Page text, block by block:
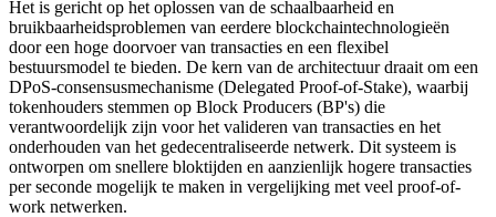
Het is gericht op het oplossen van de schaalbaarheid en
bruikbaarheidsproblemen van eerdere blockchaintechnologieën
door een hoge doorvoer van transacties en een flexibel
bestuursmodel te bieden. De kern van de architectuur draait om een
DPoS-consensusmechanisme (Delegated Proof-of-Stake), waarbij
tokenhouders stemmen op Block Producers (BP's) die
verantwoordelijk zijn voor het valideren van transacties en het
onderhouden van het gedecentraliseerde netwerk. Dit systeem is
ontworpen om snellere bloktijden en aanzienlijk hogere transacties
per seconde mogelijk te maken in vergelijking met veel proof-of-
work netwerken.